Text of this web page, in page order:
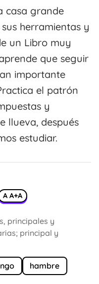
casa grande
herramientas y
un Libro muy
que seguir
importante
el patrón
y
llueva, después
estudiar.
A A+A
principales y
principal y
hambre